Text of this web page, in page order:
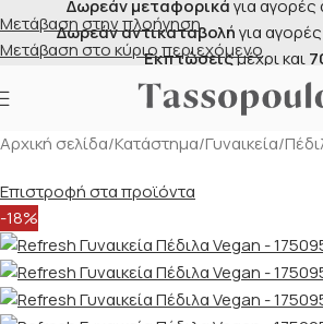
Μετάβαση στην πλοήγηση
Μετάβαση στο κύριο περιεχόμενο
Δωρεάν μεταφορικάγια
Δωρεάν αντικαταβολήγια
Εκπτώσειςμέχρι και
Αρχική σελίδα/Κατάστημα/Γυναικεία/
Επιστροφή στα προϊόντα
-18%